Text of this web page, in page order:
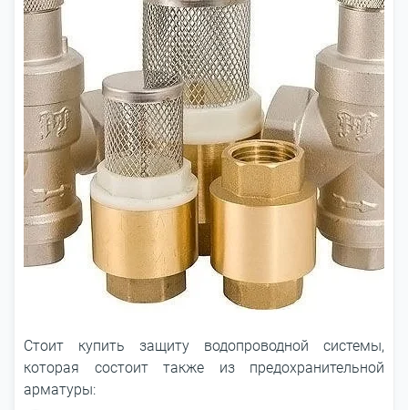
Стоит купить защиту водопроводной системы,
которая состоит также из предохранительной
арматуры: